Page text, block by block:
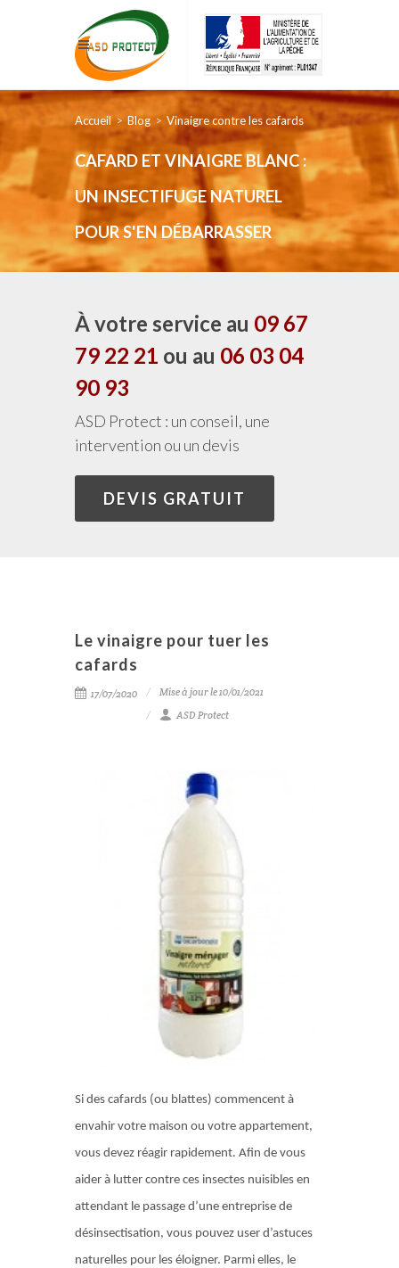
Accueil Blog Vinaigre contre les cafards
CAFARD ET VINAIGRE BLANC :
UN INSECTIFUGE NATUREL
POUR S'EN DÉBARRASSER
À votre service au 09 67
79 22 21 ou au 06 03 04
90 93
ASD Protect : un conseil, une
intervention ou un devis
DEVIS GRATUIT
Le vinaigre pour tuer les
cafards
17/07/2020
Mise à jour le 10/01/2021
ASD Protect
Si des cafards (ou blattes) commencent à
envahir votre maison ou votre appartement,
vous devez réagir rapidement. Afin de vous
aider à lutter contre ces insectes nuisibles en
attendant le passage d’une entreprise de
désinsectisation, vous pouvez user d’astuces
naturelles pour les éloigner. Parmi elles, le